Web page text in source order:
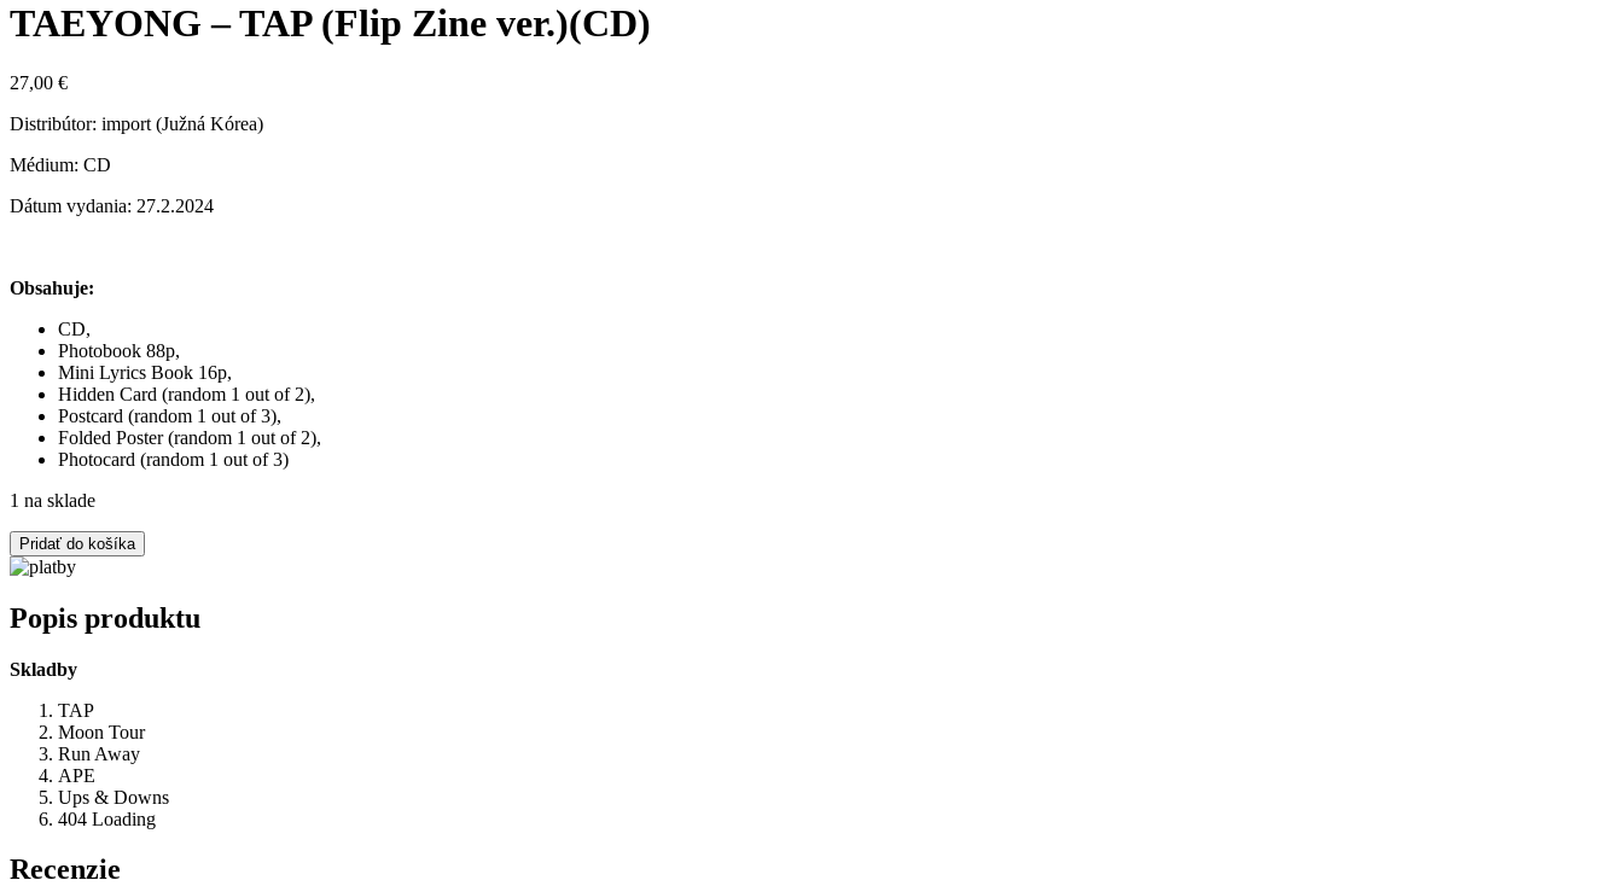
TAEYONG – TAP (Flip Zine ver.)(CD)
27,00 €
Distribútor: import (Južná Kórea)
Médium: CD
Dátum vydania: 27.2.2024
Obsahuje:
CD,
Photobook 88p,
Mini Lyrics Book 16p,
Hidden Card (random 1 out of 2),
Postcard (random 1 out of 3),
Folded Poster (random 1 out of 2),
Photocard (random 1 out of 3)
1 na sklade
množstvo
TAEYONG
TAP
(Flip
ver.)
Pridať do košíka
Popis produktu
Skladby
TAP
Moon Tour
Run Away
APE
Ups & Downs
404 Loading
Recenzie